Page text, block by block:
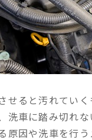
せると汚れてい
洗車に踏み切れ
原因や洗車を行